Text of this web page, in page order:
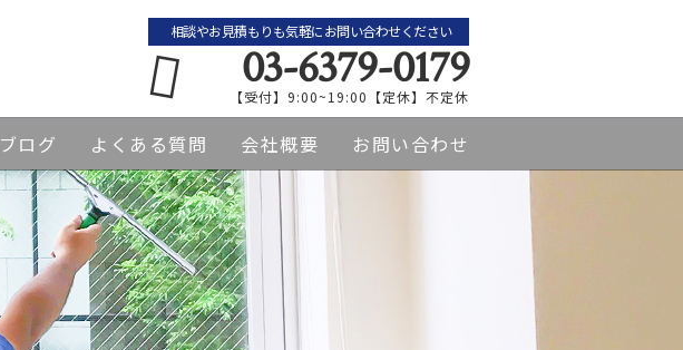
相談やお見積もりも気軽にお問い合わせください
03-6379-0179
【受付】9:00~19:00【定休】不定休
ブログ よくある質問 会社概要 お問い合わせ